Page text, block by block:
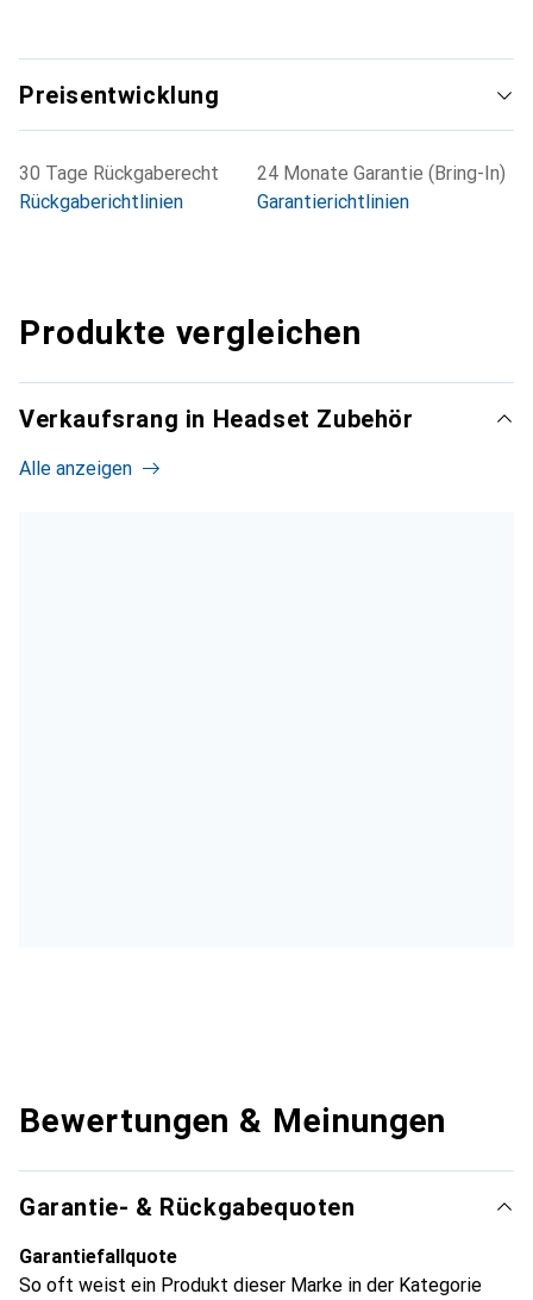
Preisentwicklung
30 Tage Rückgaberecht
Rückgaberichtlinien
24 Monate Garantie (Bring-In)
Garantierichtlinien
Produkte vergleichen
Verkaufsrang in Headset Zubehör
Alle anzeigen
Bewertungen & Meinungen
Garantie- & Rückgabequoten
Garantiefallquote
So oft weist ein Produkt dieser Marke in der Kategorie